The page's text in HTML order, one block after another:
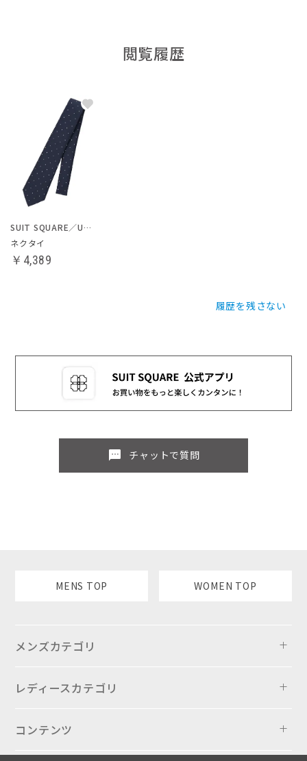
閲覧履歴
SUIT SQUARE／UNIVERSAL LANGUAGE
ネクタイ
￥4,389
履歴を残さない
sms チャットで質問
MENS TOP WOMEN TOP
メンズカテゴリ
レディースカテゴリ
コンテンツ